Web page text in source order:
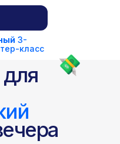
3-
класс